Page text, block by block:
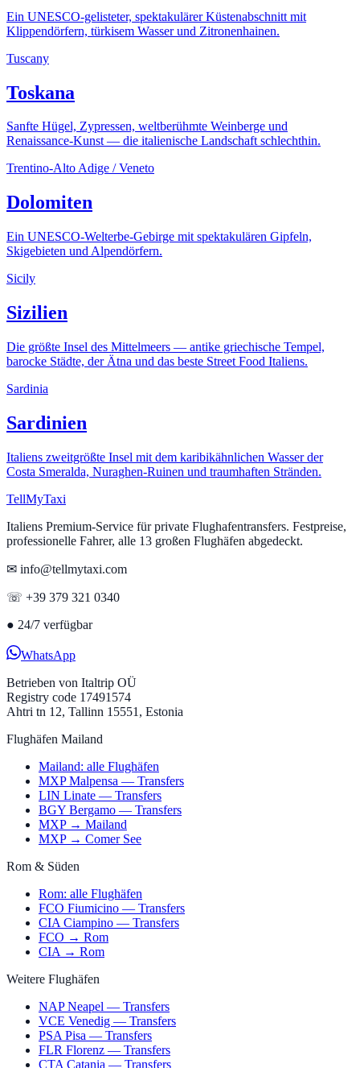
Ein UNESCO-gelisteter, spektakulärer Küstenabschnitt mit
Klippendörfern, türkisem Wasser und Zitronenhainen.
Tuscany
Toskana
Sanfte Hügel, Zypressen, weltberühmte Weinberge und
Renaissance-Kunst — die italienische Landschaft schlechthin.
Trentino-Alto Adige / Veneto
Dolomiten
Ein UNESCO-Welterbe-Gebirge mit spektakulären Gipfeln,
Skigebieten und Alpendörfern.
Sicily
Sizilien
Die größte Insel des Mittelmeers — antike griechische Tempel,
barocke Städte, der Ätna und das beste Street Food Italiens.
Sardinia
Sardinien
Italiens zweitgrößte Insel mit dem karibikähnlichen Wasser der
Costa Smeralda, Nuraghen-Ruinen und traumhaften Stränden.
TellMyTaxi
Italiens Premium-Service für private Flughafentransfers. Festpreise,
professionelle Fahrer, alle 13 großen Flughäfen abgedeckt.
✉ info@tellmytaxi.com
☏ +39 379 321 0340
● 24/7 verfügbar
WhatsApp
Betrieben von Italtrip OÜ
Registry code 17491574
Ahtri tn 12, Tallinn 15551, Estonia
Flughäfen Mailand
Mailand: alle Flughäfen
MXP Malpensa — Transfers
LIN Linate — Transfers
BGY Bergamo — Transfers
MXP → Mailand
MXP → Comer See
Rom & Süden
Rom: alle Flughäfen
FCO Fiumicino — Transfers
CIA Ciampino — Transfers
FCO → Rom
CIA → Rom
Weitere Flughäfen
NAP Neapel — Transfers
VCE Venedig — Transfers
PSA Pisa — Transfers
FLR Florenz — Transfers
CTA Catania — Transfers